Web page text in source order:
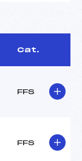
Cat.
FFS
FFS